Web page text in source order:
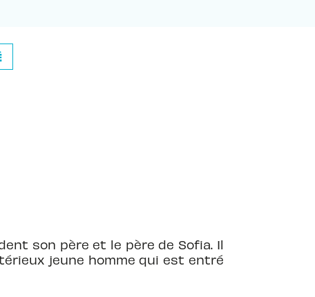
son père et le père de Sofia. Il
jeune homme qui est entré